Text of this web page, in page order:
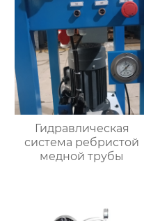
Гидравлическая
система ребристой
медной трубы